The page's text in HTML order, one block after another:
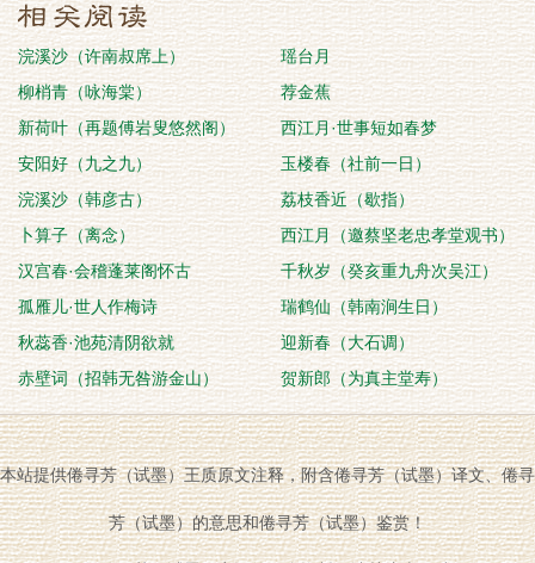
浣溪沙（许南叔席上）
瑶台月
柳梢青（咏海棠）
荐金蕉
新荷叶（再题傅岩叟悠然阁）
西江月·世事短如春梦
安阳好（九之九）
玉楼春（社前一日）
浣溪沙（韩彦古）
荔枝香近（歇指）
卜算子（离念）
西江月（邀蔡坚老忠孝堂观书）
汉宫春·会稽蓬莱阁怀古
千秋岁（癸亥重九舟次吴江）
孤雁儿·世人作梅诗
瑞鹤仙（韩南涧生日）
秋蕊香·池苑清阴欲就
迎新春（大石调）
赤壁词（招韩无咎游金山）
贺新郎（为真主堂寿）
本站提供倦寻芳（试墨）王质原文注释，附含倦寻芳（试墨）译文、倦寻
芳（试墨）的意思和倦寻芳（试墨）鉴赏！